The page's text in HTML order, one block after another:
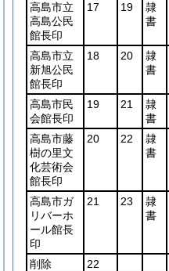
高島市立
高島公民
館長印
17 19
隷
書
高島市立
新旭公民
館長印
18 20
隷
書
高島市民
会館長印
19 21
隷
書
高島市藤
樹の里文
化芸術会
館長印
20 22
隷
書
高島市ガ
リバーホ
ール館長
印
21 23
隷
書
削除
22